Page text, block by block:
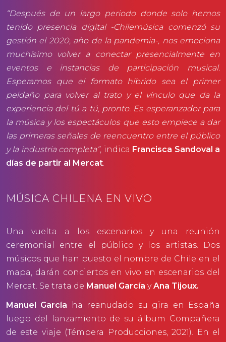
“Después de un largo periodo donde solo hemos
tenido presencia digital -Chilemúsica comenzó su
gestión el 2020, año de la pandemia-, nos emociona
muchísimo volver a conectar presencialmente en
eventos e instancias de participación musical.
Esperamos que el formato híbrido sea el primer
peldaño para volver al trato y el vínculo que da la
experiencia del tú a tú, pronto. Es esperanzador para
la música y los espectáculos que esto empiece a dar
las primeras señales de reencuentro entre el público
y la industria completa”, indica Francisca Sandoval a
días de partir al Mercat.
MÚSICA CHILENA EN VIVO
Una vuelta a los escenarios y una reunión
ceremonial entre el público y los artistas. Dos
músicos que han puesto el nombre de Chile en el
mapa, darán conciertos en vivo en escenarios del
Mercat. Se trata de Manuel García yAna Tijoux.
Manuel García ha reanudado su gira en España
luego del lanzamiento de su álbum Compañera
de este viaje (Témpera Producciones, 2021). En el